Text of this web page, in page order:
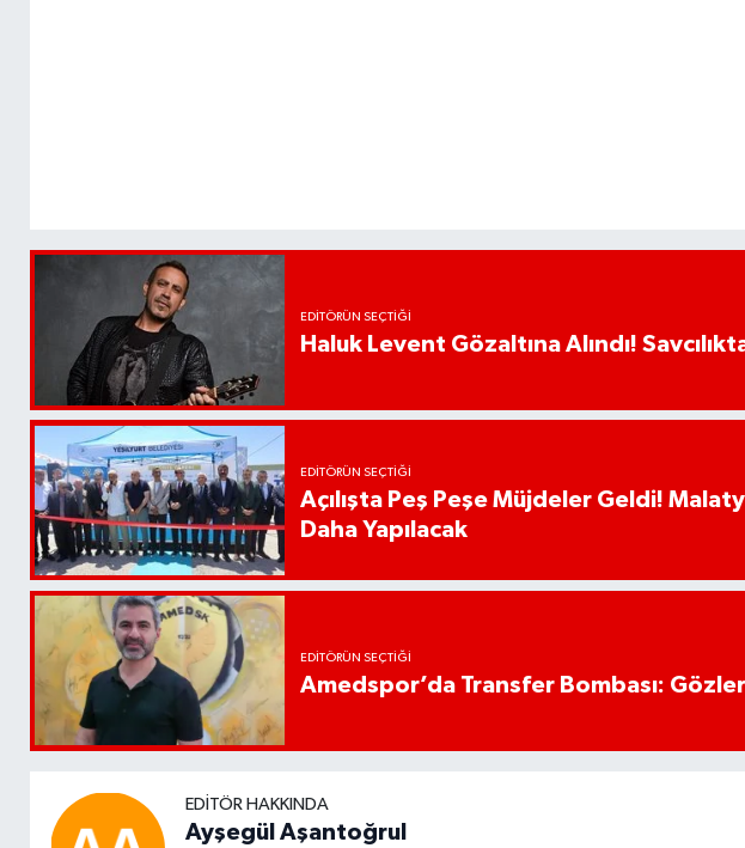
EDITÖRÜN SEÇTIĞI
Haluk Levent Gözaltına Alındı!
EDITÖRÜN SEÇTIĞI
Açılışta Peş Peşe Müjdeler Geldi!
Daha Yapılacak
EDITÖRÜN SEÇTIĞI
Amedspor’da Transfer Bombası: Gözler
EDITÖR HAKKINDA
Ayşegül Aşantoğrul